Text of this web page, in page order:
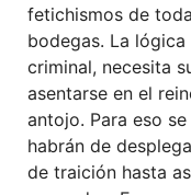
fetichismos de
bodegas. La
criminal, necesita
asentarse en el
antojo. Para eso
habrán de
de traición hasta